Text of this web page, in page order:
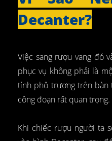
Decanter?
Việc sang rượu vang đỏ
phục vụ không phải là
tính phô trương trên
công đoạn rất quan trọng.
Khi chiếc rượu người ta